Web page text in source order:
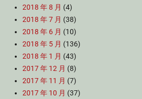
2018 年 8 月 (4)
2018 年 7 月 (38)
2018 年 6 月 (10)
2018 年 5 月 (136)
2018 年 1 月 (43)
2017 年 12 月 (8)
2017 年 11 月 (7)
2017 年 10 月 (37)